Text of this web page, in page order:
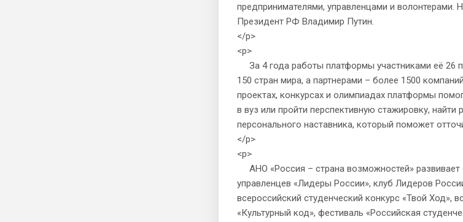
предпринимателями, управленцами и
Президент РФ Владимир Путин.
</p>
<p>
За 4 года работы платформы участниками её 26
150 стран мира, а партнерами – более 1500
проектах, конкурсах и олимпиадах платформы
в вуз или пройти перспективную стажировку, найти
персонального наставника, который поможет
</p>
<p>
АНО «Россия – страна возможностей»
управленцев «Лидеры России», клуб Лидеров
всероссийский студенческий конкурс «Твой Ход»,
«Культурный код», фестиваль «Российская